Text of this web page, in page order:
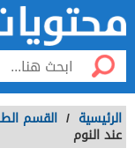
الرئيسية / القسم
عند النوم